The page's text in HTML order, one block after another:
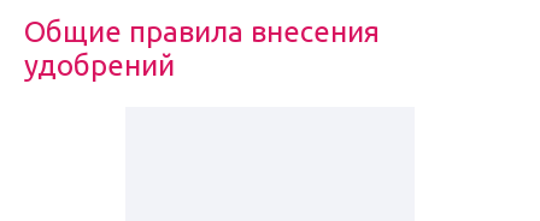
Общие правила внесения
удобрений